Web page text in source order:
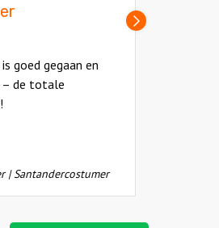
goed gegaan en
– de totale
| Santandercostumer
Volgende
slide